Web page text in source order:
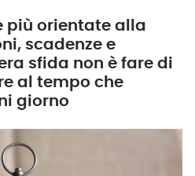
più orientate alla
scadenze e
sfida non è fare di
al tempo che
giorno